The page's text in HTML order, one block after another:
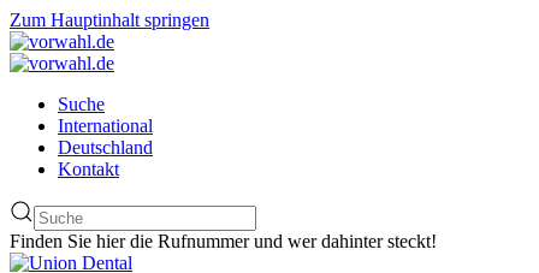
Zum Hauptinhalt springen
Suche
International
Deutschland
Kontakt
Finden Sie hier die Rufnummer und wer dahinter steckt!